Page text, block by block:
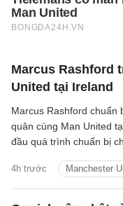
Marcus Rashford
United tại Ireland
4h trước Manchester
Marcus Rashford chuẩn
quân cùng Man United
đầu quá trình chuẩn bị
Carrick xác nhận.